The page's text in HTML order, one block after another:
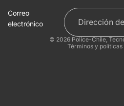
Correo
electrónico
© 2026 Police-Chile,
Términos y políticas
Términos del servicio
Información de contacto